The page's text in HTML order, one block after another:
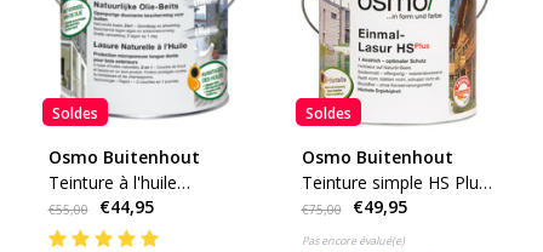
Soldes
Osmo Buitenhout
Teinture à l'huile
naturelle (toutes les
couleurs disponibles)
€55,00 €44,95
Soldes
Osmo Buitenhout
Teinture simple HS Plus
(cliquez ici pour les
couleurs et le contenu)
€75,00 €49,95
Pas encore évalué(e)